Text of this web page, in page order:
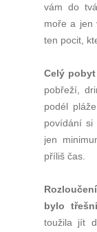
vám do
moře a jen
ten pocit,
Celý
pobřeží,
podél
povídání si
jen
příliš čas.
bylo
toužila jít